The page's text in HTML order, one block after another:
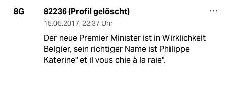
8G 82236 (Profil gelöscht)
15.05.2017, 22:37 Uhr
Der neue Premier Minister ist in Wirklichkeit
Belgier, sein richtiger Name ist Philippe
Katerine" et il vous chie à la raie".